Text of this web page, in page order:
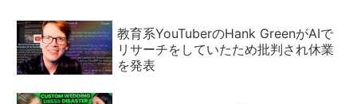
教育系YouTuberのHank GreenがAIで
リサーチをしていたため批判され休業
を発表